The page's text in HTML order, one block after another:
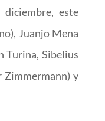
este
Juanjo Mena
Turina, Sibelius
Zimmermann) y